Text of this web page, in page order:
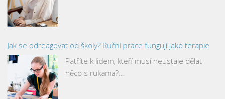
Jak se odreagovat od školy? Ruční práce fungují jako terapie
Patříte k lidem, kteří musí neustále dělat
něco s rukama?…